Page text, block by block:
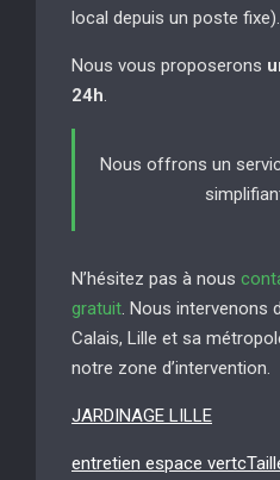
local depuis un poste fixe).
Nous vous proposerons
24h
Nous offrons un
N’hésitez pas à nous
gratuit . Nous intervenons
Calais, Lille et sa
notre zone d’intervention.
JARDINAGE LILLE
entretien espace